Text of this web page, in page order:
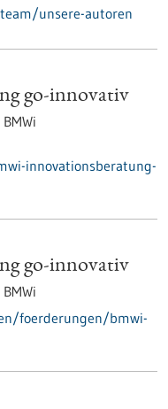
unsere-autoren
go-innovativ
BMWi
innovationsberatung-
go-innovativ
BMWi
foerderungen/bmwi-